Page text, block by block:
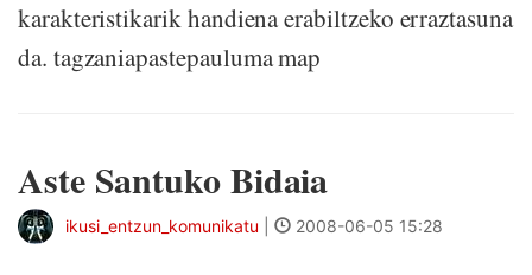
karakteristikarik handiena erabiltzeko erraztasuna
da. tagzaniapastepauluma map
Aste Santuko Bidaia
ikusi_entzun_komunikatu 2008-06-05 15:28